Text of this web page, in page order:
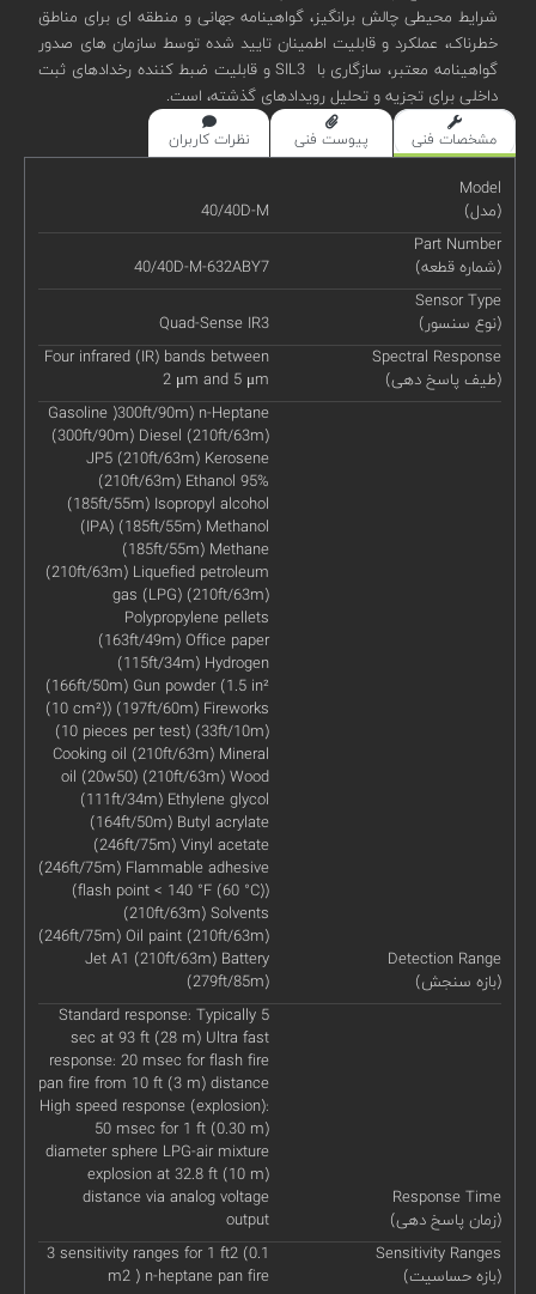
شرایط محیطی چالش برانگیز، گواهینامه جهانی و منطقه ای برای مناطق
خطرناک، عملکرد و قابلیت اطمینان تایید شده توسط سازمان های صدور
گواهینامه معتبر، سازگاری با SIL3 و قابلیت ضبط کننده رخدادهای ثبت
داخلی برای تجزیه و تحلیل رویدادهای گذشته، است.
مشخصات فنی پیوست فنی نظرات کاربران
Model
(مدل)
40/40D-M
Part Number
(شماره قطعه)
40/40D-M-632ABY7
Sensor Type
(نوع سنسور)
Quad-Sense IR3
Spectral Response
(طیف پاسخ دهی)
Four infrared (IR) bands between
2 μm and 5 μm
Detection Range
(بازه سنجش)
Gasoline )300ft/90m) n-Heptane
(300ft/90m) Diesel (210ft/63m)
JP5 (210ft/63m) Kerosene
(210ft/63m) Ethanol 95%
(185ft/55m) Isopropyl alcohol
(IPA) (185ft/55m) Methanol
(185ft/55m) Methane
(210ft/63m) Liquefied petroleum
gas (LPG) (210ft/63m)
Polypropylene pellets
(163ft/49m) Office paper
(115ft/34m) Hydrogen
(166ft/50m) Gun powder (1.5 in²
(10 cm²)) (197ft/60m) Fireworks
(10 pieces per test) (33ft/10m)
Cooking oil (210ft/63m) Mineral
oil (20w50) (210ft/63m) Wood
(111ft/34m) Ethylene glycol
(164ft/50m) Butyl acrylate
(246ft/75m) Vinyl acetate
(246ft/75m) Flammable adhesive
(flash point < 140 °F (60 °C))
(210ft/63m) Solvents
(246ft/75m) Oil paint (210ft/63m)
Jet A1 (210ft/63m) Battery
(279ft/85m)
Response Time
(زمان پاسخ دهی)
Standard response: Typically 5
sec at 93 ft (28 m) Ultra fast
response: 20 msec for flash fire
pan fire from 10 ft (3 m) distance
High speed response (explosion):
50 msec for 1 ft (0.30 m)
diameter sphere LPG-air mixture
explosion at 32.8 ft (10 m)
distance via analog voltage
output
Sensitivity Ranges
(بازه حساسیت)
3 sensitivity ranges for 1 ft2 (0.1
m2 ) n-heptane pan fire